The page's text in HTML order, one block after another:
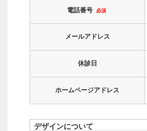
電話番号 必須
メールアドレス
休診日
ホームページアドレス
デザインについて